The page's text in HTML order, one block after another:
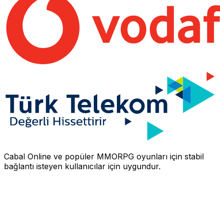
Cabal Online ve popüler MMORPG oyunları için stabil
bağlantı isteyen kullanıcılar için uygundur.